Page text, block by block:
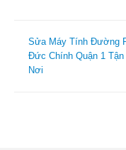
Sửa Máy Tính Đường
Đức Chính Quận 1 Tận
Nơi